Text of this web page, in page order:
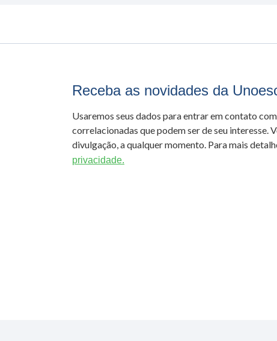
Receba as novidades da
Usaremos seus dados para entrar em contato
correlacionadas que podem ser de seu interesse.
divulgação, a qualquer momento. Para mais
privacidade.